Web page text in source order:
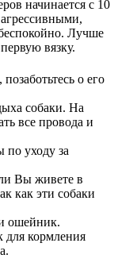
начинается с 10
Лучше
вязку.
о его
собаки. На
все провода и
по уходу за
Вы живете в
как эти собаки
ошейник.
для кормления